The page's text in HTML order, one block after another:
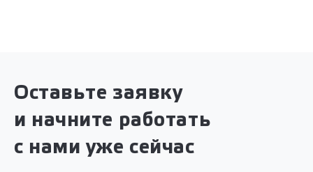
Оставьте заявку
и начните работать
с нами уже сейчас